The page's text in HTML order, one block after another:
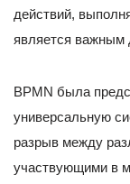
действий,
является важным
BPMN была
универсальную
разрыв между
участвующими в